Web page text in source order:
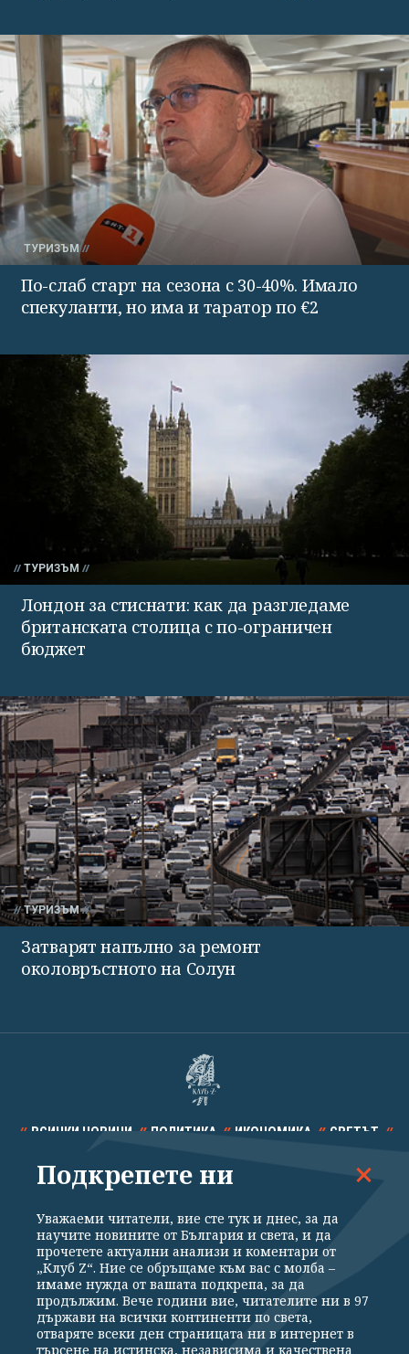
ТУРИЗЪМ
По-слаб старт на сезона с 30-40%. Имало
спекуланти, но има и таратор по €2
ТУРИЗЪМ
Лондон за стиснати: как да разгледаме
британската столица с по-ограничен
бюджет
ТУРИЗЪМ
Затварят напълно за ремонт
околовръстното на Солун
ВСИЧКИ НОВИНИ ПОЛИТИКА ИКОНОМИКА СВЕТЪТ
СПОРТ КУЛТУРА ТЕХНОЛОГИИ КАЛЕЙДОСКОП
Общи условия
Политика за поверителност
Реклама
Партньори Контакти
За Клуб Z
Подкрепете ни
Уважаеми читатели, вие сте тук и днес, за да
научите новините от България и света, и да
прочетете актуални анализи и коментари от
„Клуб Z“. Ние се обръщаме към вас с молба –
имаме нужда от вашата подкрепа, за да
продължим. Вече години вие, читателите ни в 97
държави на всички континенти по света,
отваряте всеки ден страницата ни в интернет в
търсене на истинска, независима и качествена